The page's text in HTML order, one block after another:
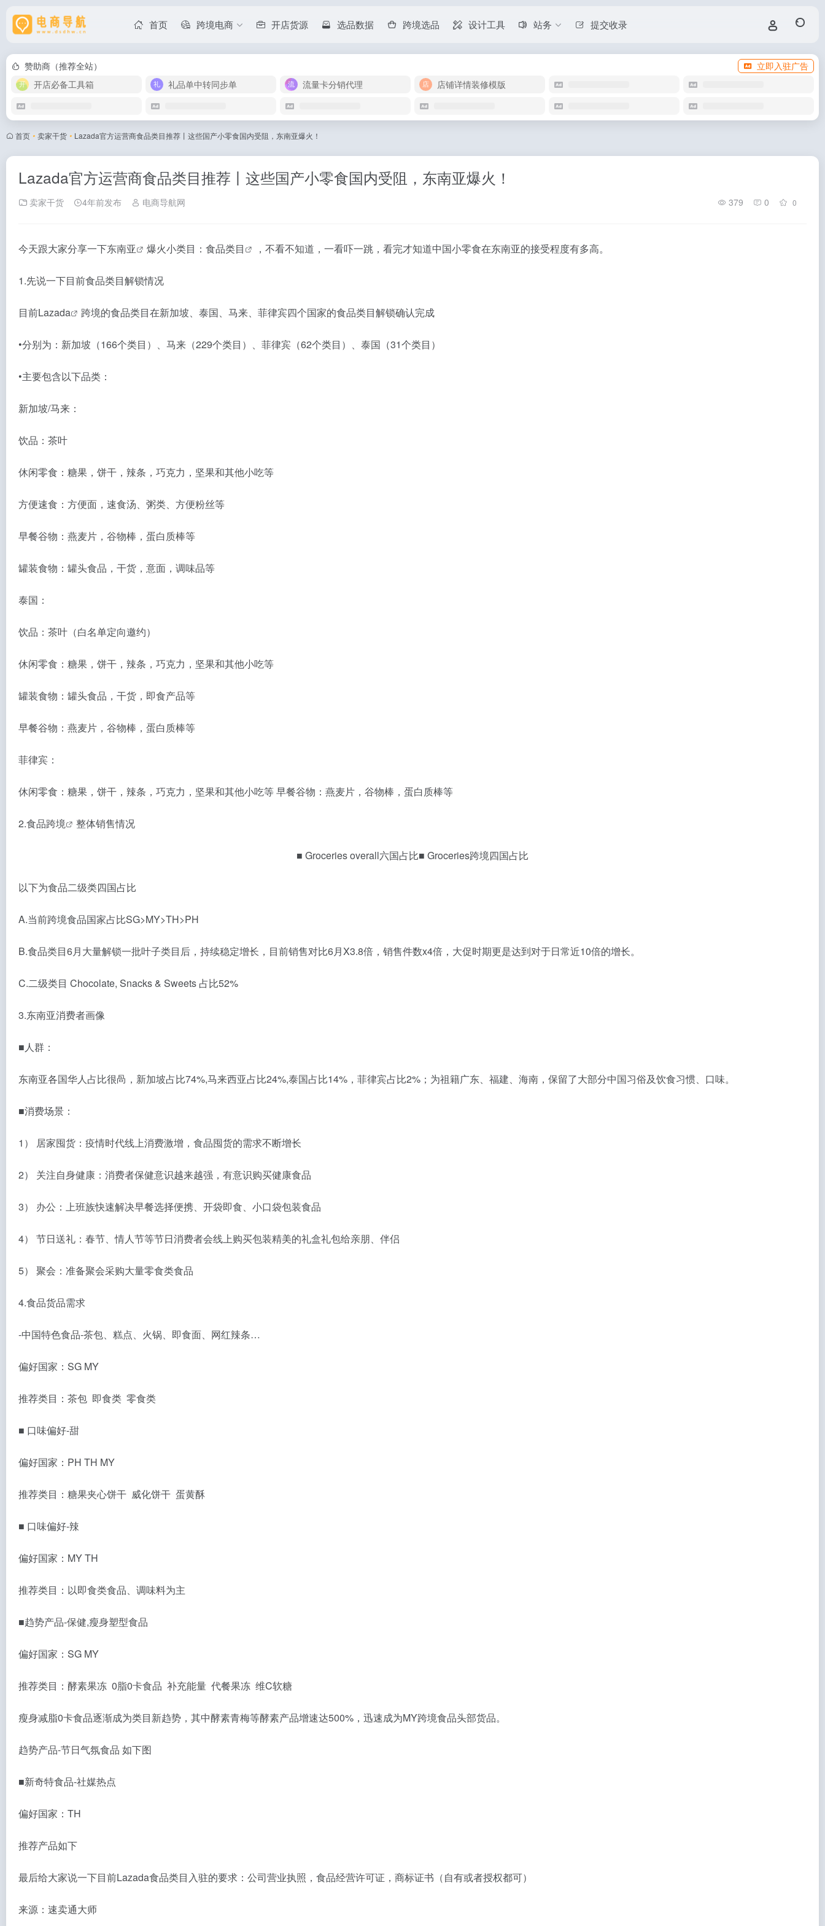
首页 跨境电商 开店货源 选品数据 跨境选品 设计工具 站务 提交收录
赞助商（推荐全站）
立即入驻广告
开店必备工具箱
礼品单中转同步单 流量卡分销代理 店铺详情装修模版
首页 • 卖家干货 • Lazada官方运营商食品类目推荐丨这些国产小零食国内受阻，东南亚爆火！
Lazada官方运营商食品类目推荐丨这些国产小零食国内受阻，东南亚爆火！
卖家干货 4年前发布 电商导航网 379 0 0
今天跟大家分享一下东南亚 爆火小类目： 食品类目 ，不看不知道，一看吓一跳，看完才知道中国小零食在东南亚的接受程度有多高。
1.先说一下目前食品类目解锁情况
目前Lazada 跨境的食品类目在新加坡、泰国、马来、菲律宾四个国家的食品类目解锁确认完成
•分别为：新加坡（166个类目）、马来（229个类目）、菲律宾（62个类目）、泰国（31个类目）
•主要包含以下品类：
新加坡/马来：
饮品：茶叶
休闲零食：糖果，饼干，辣条，巧克力，坚果和其他小吃等
方便速食：方便面，速食汤、粥类、方便粉丝等
早餐谷物：燕麦片，谷物棒，蛋白质棒等
罐装食物：罐头食品，干货，意面，调味品等
泰国：
饮品：茶叶（白名单定向邀约）
休闲零食：糖果，饼干，辣条，巧克力，坚果和其他小吃等
罐装食物：罐头食品，干货，即食产品等
早餐谷物：燕麦片，谷物棒，蛋白质棒等
菲律宾：
休闲零食：糖果，饼干，辣条，巧克力，坚果和其他小吃等 早餐谷物：燕麦片，谷物棒，蛋白质棒等
2.食品跨境 整体销售情况
■ Groceries overall六国占比■ Groceries跨境四国占比
以下为食品二级类四国占比
A.当前跨境食品国家占比SG>MY>TH>PH
B.食品类目6月大量解锁一批叶子类目后，持续稳定增长，目前销售对比6月X3.8倍，销售件数x4倍，大促时期更是达到对于日常近10倍的增长。
C.二级类目 Chocolate, Snacks & Sweets 占比52%
3.东南亚消费者画像
■人群：
东南亚各国华人占比很咼，新加坡占比74%,马来西亚占比24%,泰国占比14%，菲律宾占比2%；为祖籍广东、福建、海南，保留了大部分中国习俗及饮食习惯、口味。
■消费场景：
1） 居家囤货：疫情时代线上消费激增，食品囤货的需求不断增长
2） 关注自身健康：消费者保健意识越来越强，有意识购买健康食品
3） 办公：上班族快速解决早餐选择便携、开袋即食、小口袋包装食品
4） 节日送礼：春节、情人节等节日消费者会线上购买包装精美的礼盒礼包给亲朋、伴侣
5） 聚会：准备聚会采购大量零食类食品
4.食品货品需求
-中国特色食品-茶包、糕点、火锅、即食面、网红辣条…
偏好国家：SG MY
推荐类目：茶包 即食类 零食类
■ 口味偏好-甜
偏好国家：PH TH MY
推荐类目：糖果夹心饼干 威化饼干 蛋黄酥
■ 口味偏好-辣
偏好国家：MY TH
推荐类目：以即食类食品、调味料为主
■趋势产品-保健,瘦身塑型食品
偏好国家：SG MY
推荐类目：酵素果冻 0脂0卡食品 补充能量 代餐果冻 维C软糖
瘦身减脂0卡食品逐渐成为类目新趋势，其中酵素青梅等酵素产品增速达500%，迅速成为MY跨境食品头部货品。
趋势产品-节日气氛食品 如下图
■新奇特食品-社媒热点
偏好国家：TH
推荐产品如下
最后给大家说一下目前Lazada食品类目入驻的要求：公司营业执照，食品经营许可证，商标证书（自有或者授权都可）
来源：速卖通大师